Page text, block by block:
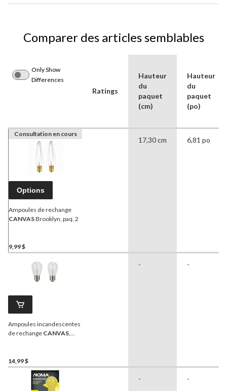
Comparer des articles semblables
Only Show
Differences
Ratings
Hauteur
du
paquet
(cm)
Hauteur
du
paquet
(po)
Consultation en cours
Options
Ampoules de rechange
CANVASBrooklyn, paq. 2
9,99 $
17,30 cm 6,81 po
Ampoules incandescentes
de rechange CANVAS,
14,99 $
- -
- -